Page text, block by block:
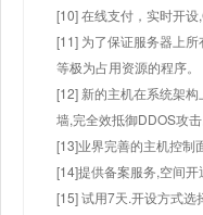
[10] 在线支付，实时开
[11] 为了保证服务器上
等极为占用资源的程序。
[12] 新的主机在系统架
墙,完全效抵御DDOS攻击
[13]业界完善的主机控制
[14]提供备案服务,空间开
[15] 试用7天.开设方式选